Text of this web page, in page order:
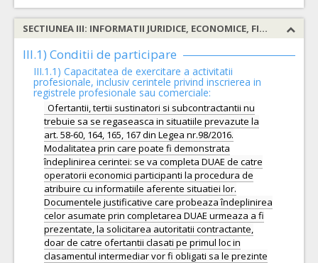
SECTIUNEA III: INFORMATII JURIDICE, ECONOMICE, FINANCIARE SI TEHNICE
III.1) Conditii de participare
III.1.1) Capacitatea de exercitare a activitatii
profesionale, inclusiv cerintele privind inscrierea in
registrele profesionale sau comerciale:
Ofertantii, tertii sustinatori si subcontractantii nu
trebuie sa se regaseasca in situatiile prevazute la
art. 58-60, 164, 165, 167 din Legea nr.98/2016.
Modalitatea prin care poate fi demonstrata
îndeplinirea cerintei: se va completa DUAE de catre
operatorii economici participanti la procedura de
atribuire cu informatiile aferente situatiei lor.
Documentele justificative care probeaza îndeplinirea
celor asumate prin completarea DUAE urmeaza a fi
prezentate, la solicitarea autoritatii contractante,
doar de catre ofertantii clasati pe primul loc in
clasamentul intermediar vor fi obligati sa le prezinte